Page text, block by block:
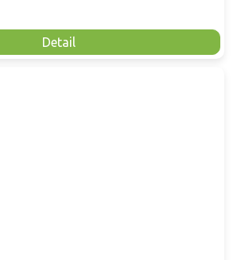
Detail